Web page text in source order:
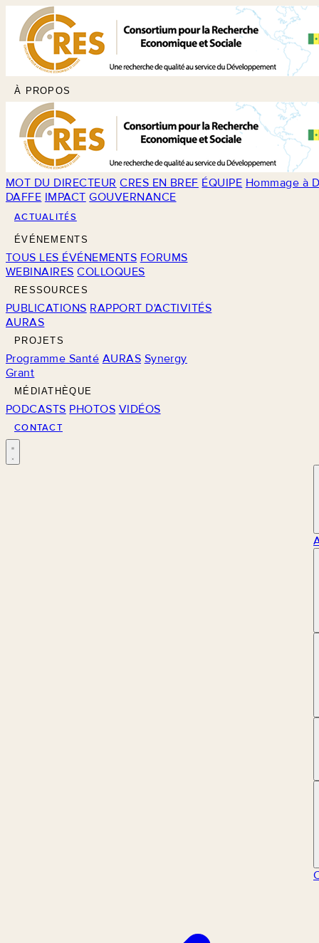
À PROPOS
MOT DU DIRECTEUR CRES EN BREF ÉQUIPE Hommage à
DAFFE IMPACT GOUVERNANCE
ACTUALITÉS
ÉVÉNEMENTS
TOUS LES ÉVÉNEMENTS FORUMS
WEBINAIRES COLLOQUES
RESSOURCES
PUBLICATIONS RAPPORT D'ACTIVITÉS
AURAS
PROJETS
Programme Santé AURAS Synergy
Grant
MÉDIATHÈQUE
PODCASTS PHOTOS VIDÉOS
CONTACT